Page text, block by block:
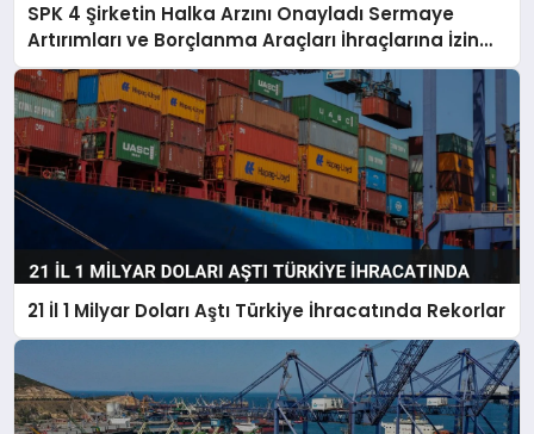
SPK 4 Şirketin Halka Arzını Onayladı Sermaye
Artırımları ve Borçlanma Araçları İhraçlarına İzin
Verdi
21 İl 1 Milyar Doları Aştı Türkiye İhracatında Rekorlar